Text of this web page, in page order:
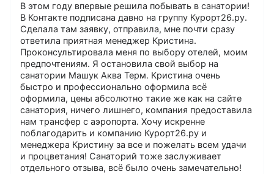
В этом году впервые решила побывать в санатории!
В Контакте подписана давно на группу Курорт26.ру.
Сделала там заявку, отправила, мне почти сразу
ответила приятная менеджер Кристина.
Проконсультировала меня по выбору отелей, моим
предпочтениям. Я остановила свой выбор на
санатории Машук Аква Терм. Кристина очень
быстро и профессионально оформила всё
оформила, цены абсолютно такие же как на сайте
санатория, ничего лишнего, компания предоставила
нам трансфер с аэропорта. Хочу искренне
поблагодарить и компанию Курорт26.ру и
менеджера Кристину за все и пожелать всем удачи
и процветания! Санаторий тоже заслуживает
отдельного отзыва, всё было очень замечательно!